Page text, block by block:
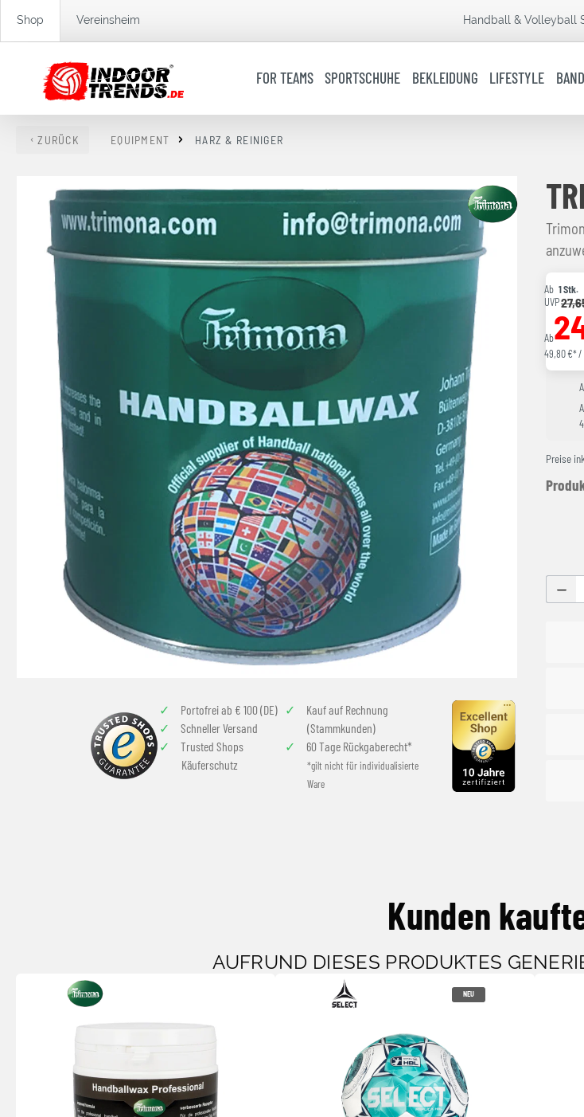
Zur Hauptnavigation springen
Shop Vereinsheim Handball & Volleyball
FOR TEAMS SPORTSCHUHE BEKLEIDUNG LIFESTYLE
ZURÜCK EQUIPMENT HARZ & REINIGER
Portofrei ab € 100 (DE)
Schneller Versand
Trusted Shops
Käuferschutz
Kauf auf Rechnung
(Stammkunden)
60 Tage Rückgaberecht*
*gilt nicht für individualisierte
Ware
Ab 1 Stk.
UVP
Ab
49,80 €* /
Preise
Kunden
AUFRUND DIESES PRODUKTES
NEU